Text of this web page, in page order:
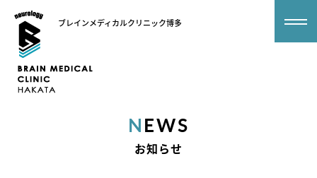
ブレインメディカルクリニック博多
NEWS
お知らせ